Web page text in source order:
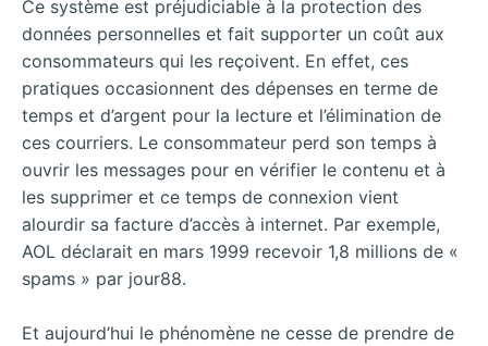
Ce système est préjudiciable à la protection des
données personnelles et fait supporter un coût aux
consommateurs qui les reçoivent. En effet, ces
pratiques occasionnent des dépenses en terme de
temps et d’argent pour la lecture et l’élimination de
ces courriers. Le consommateur perd son temps à
ouvrir les messages pour en vérifier le contenu et à
les supprimer et ce temps de connexion vient
alourdir sa facture d’accès à internet. Par exemple,
AOL déclarait en mars 1999 recevoir 1,8 millions de «
spams » par jour88.
Et aujourd’hui le phénomène ne cesse de prendre de